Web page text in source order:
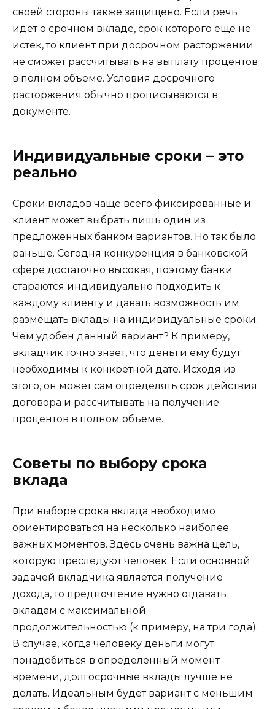
своей стороны также защищено. Если речь
идет о срочном вкладе, срок которого еще не
истек, то клиент при досрочном расторжении
не сможет рассчитывать на выплату процентов
в полном объеме. Условия досрочного
расторжения обычно прописываются в
документе.
Индивидуальные сроки – это
реально
Сроки вкладов чаще всего фиксированные и
клиент может выбрать лишь один из
предложенных банком вариантов. Но так было
раньше. Сегодня конкуренция в банковской
сфере достаточно высокая, поэтому банки
стараются индивидуально подходить к
каждому клиенту и давать возможность им
размещать вклады на индивидуальные сроки.
Чем удобен данный вариант? К примеру,
вкладчик точно знает, что деньги ему будут
необходимы к конкретной дате. Исходя из
этого, он может сам определять срок действия
договора и рассчитывать на получение
процентов в полном объеме.
Советы по выбору срока
вклада
При выборе срока вклада необходимо
ориентироваться на несколько наиболее
важных моментов. Здесь очень важна цель,
которую преследуют человек. Если основной
задачей вкладчика является получение
дохода, то предпочтение нужно отдавать
вкладам с максимальной
продолжительностью (к примеру, на три года).
В случае, когда человеку деньги могут
понадобиться в определенный момент
времени, долгосрочные вклады лучше не
делать. Идеальным будет вариант с меньшим